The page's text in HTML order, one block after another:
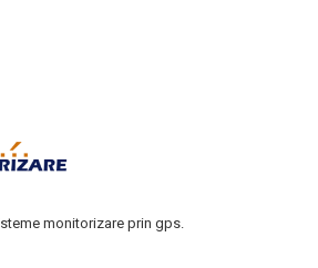
monitorizare prin gps.